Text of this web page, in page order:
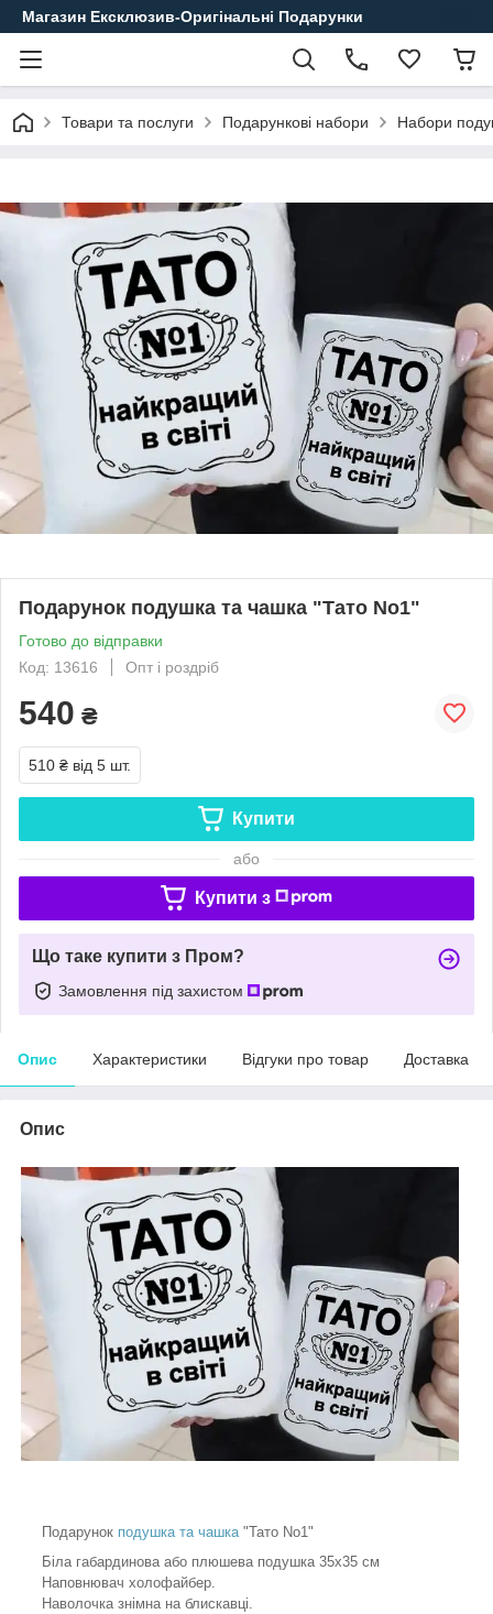
Магазин Ексклюзив-Оригінальні Подарунки
Товари та послуги Подарункові набори Набори
Подарунок подушка та чашка "Тато No1"
Готово до відправки
Код: 13616
Опт і роздріб
540 ₴
510 ₴ від 5 шт.
Купити
або
Купити з
Що таке купити з Пром?
Замовлення під захистом
Опис Характеристики Відгуки про товар Доставка
Опис
Подарунок подушка та чашка "Тато No1"
Біла габардинова або плюшева подушка 35х35 см
Наповнювач холофайбер.
Наволочка знімна на блискавці.